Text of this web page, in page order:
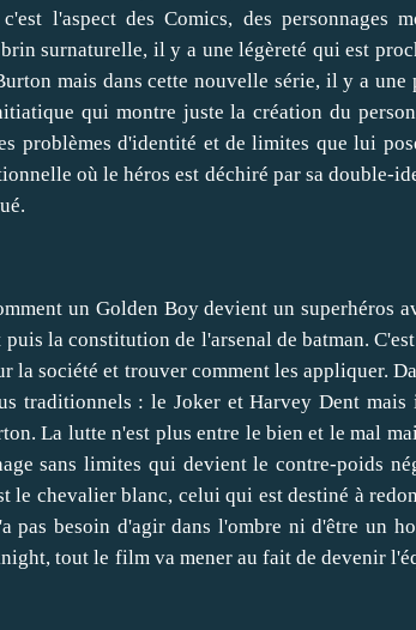
l'aspect des Comics, des personnages
surnaturelle, il y a une légèreté qui est
mais dans cette nouvelle série, il y a une
qui montre juste la création du
problèmes d'identité et de limites que lui
où le héros est déchiré par sa double-
un Golden Boy devient un superhéros
la constitution de l'arsenal de batman.
la société et trouver comment les appliquer.
traditionnels : le Joker et Harvey Dent
La lutte n'est plus entre le bien et le mal
sans limites qui devient le contre-poids
le chevalier blanc, celui qui est destiné à
pas besoin d'agir dans l'ombre ni d'être un
tout le film va mener au fait de devenir